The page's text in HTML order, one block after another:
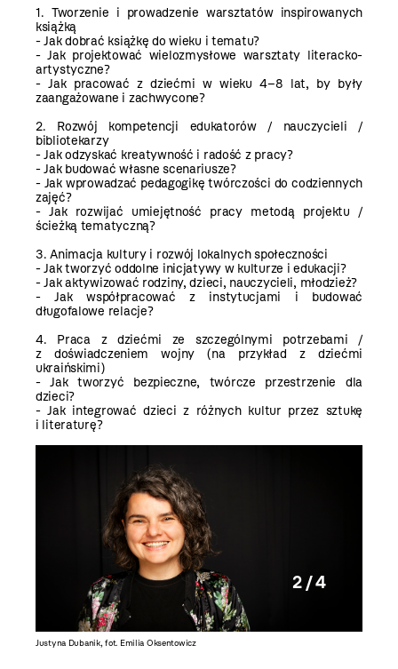
1. Tworzenie i prowadzenie warsztatów inspirowanych
książką
- Jak dobrać książkę do wieku i tematu?
- Jak projektować wielozmysłowe warsztaty literacko-
artystyczne?
- Jak pracować z dziećmi w wieku 4–8 lat, by były
zaangażowane i zachwycone?
2. Rozwój kompetencji edukatorów / nauczycieli /
bibliotekarzy
- Jak odzyskać kreatywność i radość z pracy?
- Jak budować własne scenariusze?
- Jak wprowadzać pedagogikę twórczości do codziennych
zajęć?
- Jak rozwijać umiejętność pracy metodą projektu /
ścieżką tematyczną?
3. Animacja kultury i rozwój lokalnych społeczności
- Jak tworzyć oddolne inicjatywy w kulturze i edukacji?
- Jak aktywizować rodziny, dzieci, nauczycieli, młodzież?
- Jak współpracować z instytucjami i budować
długofalowe relacje?
4. Praca z dziećmi ze szczególnymi potrzebami /
z doświadczeniem wojny (na przykład z dziećmi
ukraińskimi)
- Jak tworzyć bezpieczne, twórcze przestrzenie dla
dzieci?
- Jak integrować dzieci z różnych kultur przez sztukę
i literaturę?
Justyna Dubanik, fot. Emilia Oksentowicz
2 / 4